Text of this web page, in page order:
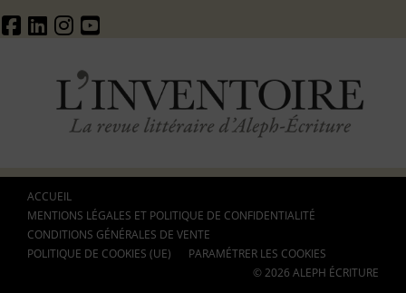
ACCUEIL
MENTIONS LÉGALES ET POLITIQUE DE CONFIDENTIALITÉ
CONDITIONS GÉNÉRALES DE VENTE
POLITIQUE DE COOKIES (UE)
PARAMÉTRER LES COOKIES
© 2026 ALEPH ÉCRITURE